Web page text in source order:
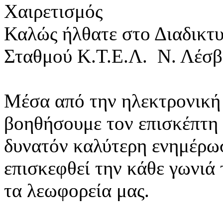
Χαιρετισμός
Καλώς ήλθατε στο
Σταθμού Κ.Τ.Ε.Λ. Ν.
Μέσα από την ηλεκτρονική
βοηθήσουμε τον
δυνατόν καλύτερη
επισκεφθεί την κάθε
τα λεωφορεία μας.